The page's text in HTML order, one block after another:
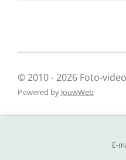
© 2010 - 2026 Foto-video
Powered by JouwWeb
E-